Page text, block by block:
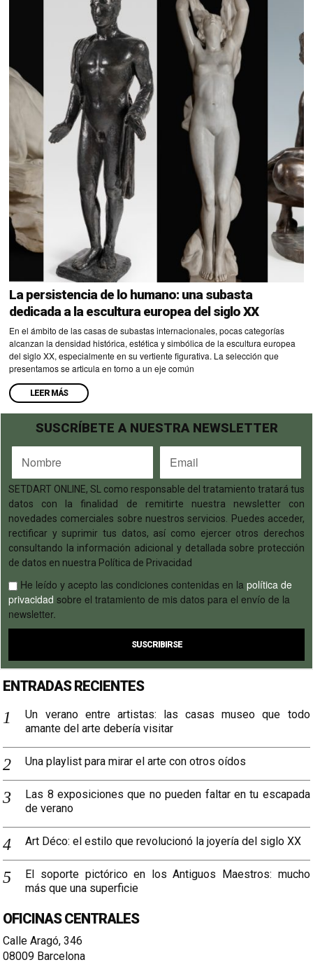
La persistencia de lo humano: una subasta
dedicada a la escultura europea del siglo XX
En el ámbito de las casas de subastas internacionales, pocas categorías
alcanzan la densidad histórica, estética y simbólica de la escultura europea
del siglo XX, especialmente en su vertiente figurativa. La selección que
presentamos se articula en torno a un eje común
LEER MÁS
SUSCRÍBETE A NUESTRA NEWSLETTER
SETDART ONLINE, SL como responsable del tratamiento tratará tus
datos con la finalidad de remitirte nuestra newsletter con
novedades comerciales sobre nuestros servicios. Puedes acceder,
rectificar y suprimir tus datos, así como ejercer otros derechos
consultando la información adicional y detallada sobre protección
de datos en nuestra Política de Privacidad
He leído y acepto las condiciones contenidas en la política de
privacidad sobre el tratamiento de mis datos para el envío de la
newsletter.
ENTRADAS RECIENTES
Un verano entre artistas: las casas museo que todo
amante del arte debería visitar
Una playlist para mirar el arte con otros oídos
Las 8 exposiciones que no pueden faltar en tu escapada
de verano
Art Déco: el estilo que revolucionó la joyería del siglo XX
El soporte pictórico en los Antiguos Maestros: mucho
más que una superficie
OFICINAS CENTRALES
Calle Aragó, 346
08009 Barcelona